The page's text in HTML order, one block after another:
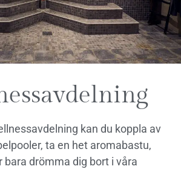
kan du koppla av
ta en het aromabastu,
bara drömma dig bort i våra